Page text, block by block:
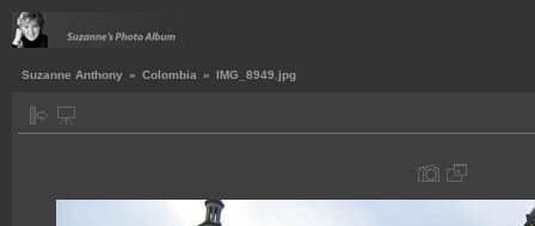
Suzanne Anthony » Colombia » IMG_8949.jpg